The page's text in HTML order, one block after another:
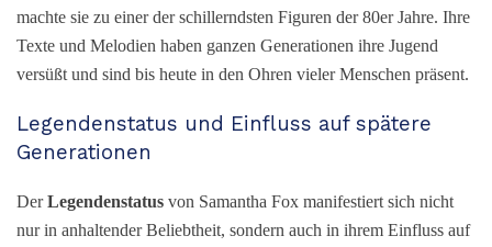
machte sie zu einer der schillerndsten Figuren der 80er Jahre. Ihre
Texte und Melodien haben ganzen Generationen ihre Jugend
versüßt und sind bis heute in den Ohren vieler Menschen präsent.
Legendenstatus und Einfluss auf spätere
Generationen
DerLegendenstatus von Samantha Fox manifestiert sich nicht
nur in anhaltender Beliebtheit, sondern auch in ihrem Einfluss auf